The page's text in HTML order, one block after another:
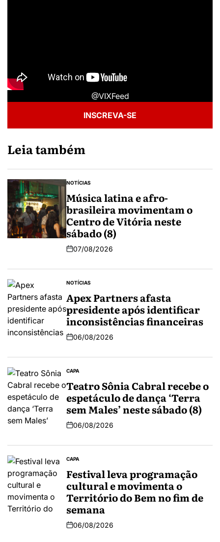
@VIXFeed
INSCREVA-SE
Leia também
NOTÍCIAS
Música latina e afro-
brasileira movimentam o
Centro de Vitória neste
sábado (8)
07/08/2026
NOTÍCIAS
Apex Partners afasta
presidente após identificar
inconsistências financeiras
06/08/2026
CAPA
Teatro Sônia Cabral recebe o
espetáculo de dança ‘Terra
sem Males’ neste sábado (8)
06/08/2026
CAPA
Festival leva programação
cultural e movimenta o
Território do Bem no fim de
semana
06/08/2026